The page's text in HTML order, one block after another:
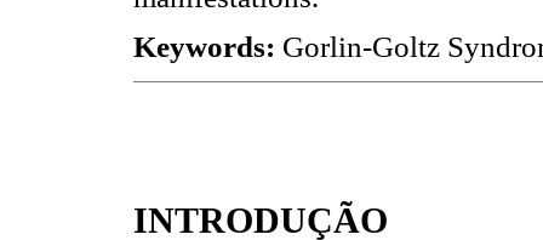
Keywords: Gorlin-Goltz
INTRODUÇÃO